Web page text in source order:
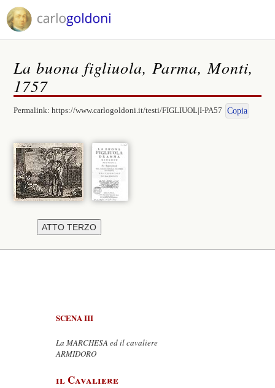
La buona figliuola, Parma, Monti,
1757
Permalink:https://www.carlogoldoni.it/testi/FIGLIUOL|I-PA57 Copia
SCENA III
La MARCHESA ed il cavaliere
ARMIDORO
il Cavaliere